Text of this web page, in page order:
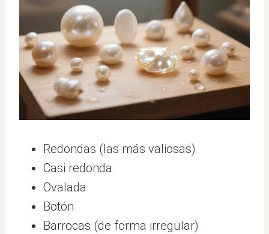
Redondas (las más valiosas)
Casi redonda
Ovalada
Botón
Barrocas (de forma irregular)